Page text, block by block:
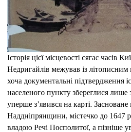
Історія цієї місцевості сягає часів
Недригайлів межував із
хоча документальні підтвердження
населеного пункту збереглися лише
уперше з’явився на карті.
Наддніпрянщини, містечко до 1647
владою Речі Посполитої, а пізніше